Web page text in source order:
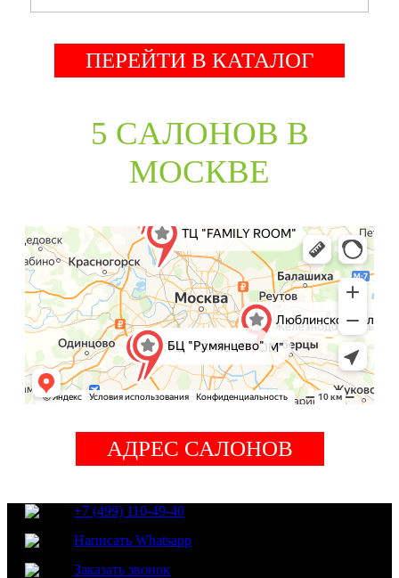
ПЕРЕЙТИ В КАТАЛОГ
5 CАЛОНОВ В
МОСКВЕ
АДРЕС САЛОНОВ
+7 (499) 110-49-40
Написать Whatsapp
Заказать звонок